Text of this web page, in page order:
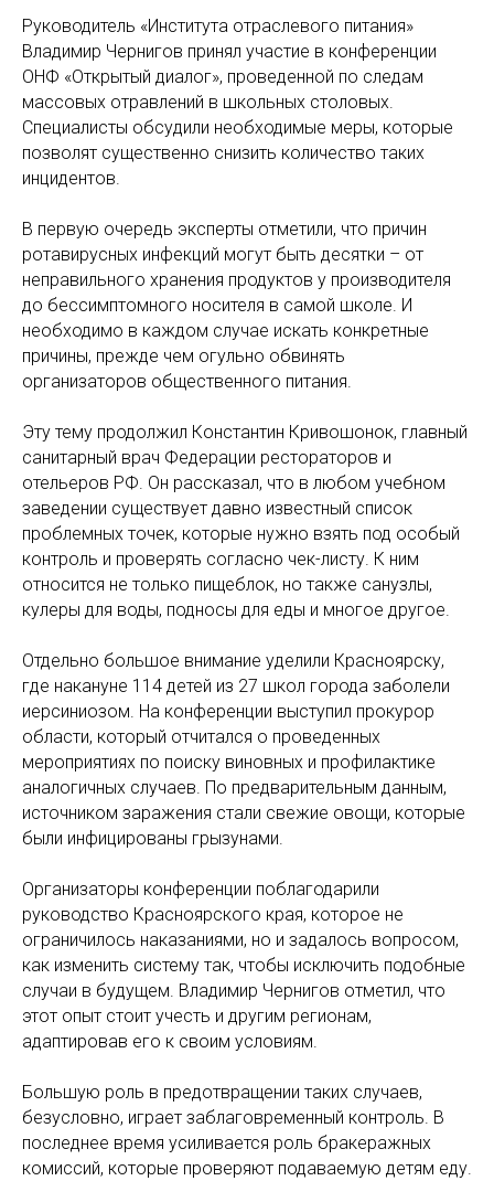
Руководитель «Института отраслевого питания»
Владимир Чернигов принял участие в конференции
ОНФ «Открытый диалог», проведенной по следам
массовых отравлений в школьных столовых.
Специалисты обсудили необходимые меры, которые
позволят существенно снизить количество таких
инцидентов.
В первую очередь эксперты отметили, что причин
ротавирусных инфекций могут быть десятки – от
неправильного хранения продуктов у производителя
до бессимптомного носителя в самой школе. И
необходимо в каждом случае искать конкретные
причины, прежде чем огульно обвинять
организаторов общественного питания.
Эту тему продолжил Константин Кривошонок, главный
санитарный врач Федерации рестораторов и
отельеров РФ. Он рассказал, что в любом учебном
заведении существует давно известный список
проблемных точек, которые нужно взять под особый
контроль и проверять согласно чек-листу. К ним
относится не только пищеблок, но также санузлы,
кулеры для воды, подносы для еды и многое другое.
Отдельно большое внимание уделили Красноярску,
где накануне 114 детей из 27 школ города заболели
иерсиниозом. На конференции выступил прокурор
области, который отчитался о проведенных
мероприятиях по поиску виновных и профилактике
аналогичных случаев. По предварительным данным,
источником заражения стали свежие овощи, которые
были инфицированы грызунами.
Организаторы конференции поблагодарили
руководство Красноярского края, которое не
ограничилось наказаниями, но и задалось вопросом,
как изменить систему так, чтобы исключить подобные
случаи в будущем. Владимир Чернигов отметил, что
этот опыт стоит учесть и другим регионам,
адаптировав его к своим условиям.
Большую роль в предотвращении таких случаев,
безусловно, играет заблаговременный контроль. В
последнее время усиливается роль бракеражных
комиссий, которые проверяют подаваемую детям еду.